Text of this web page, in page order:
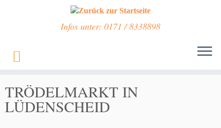
Infos unter: 0171 / 8338898
TRÖDELMARKT IN
LÜDENSCHEID